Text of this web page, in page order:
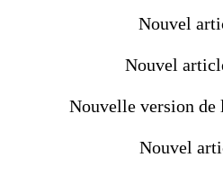
Nouvel
Nouvel
Nouvelle version de
Nouvel